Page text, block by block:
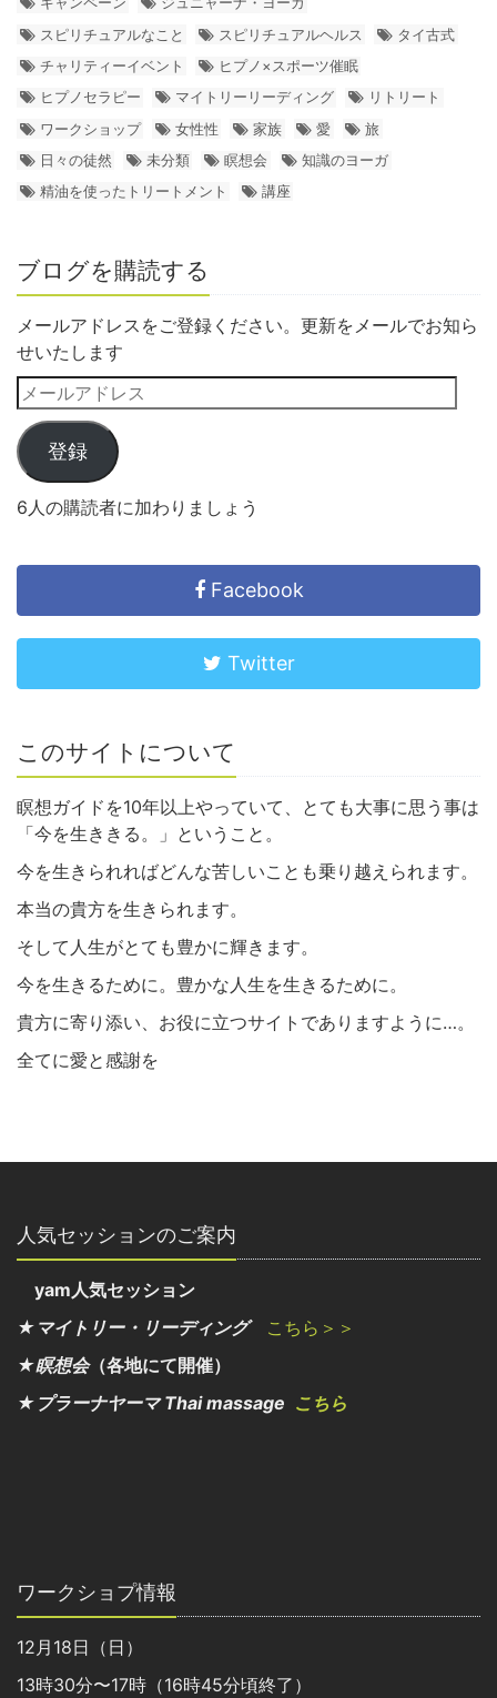
スピリチュアルなこと
スピリチュアルヘルス
タイ古式
チャリティーイベント
ヒプノ×スポーツ催眠
ヒプノセラピー
マイトリーリーディング
リトリート
ワークショップ
女性性 家族 愛
旅
日々の徒然
未分類 瞑想会
知識のヨーガ
精油を使ったトリートメント
講座
ブログを購読する
メールアドレスをご登録ください。更新をメールでお知ら
せいたします
登録
6人の購読者に加わりましょう
Facebook
Twitter
このサイトについて
瞑想ガイドを10年以上やっていて、とても大事に思う事は
「今を生ききる。」ということ。
今を生きられればどんな苦しいことも乗り越えられます。
本当の貴方を生きられます。
そして人生がとても豊かに輝きます。
今を生きるために。豊かな人生を生きるために。
貴方に寄り添い、お役に立つサイトでありますように…。
全てに愛と感謝を
人気セッションのご案内
yam人気セッション
★マイトリー・リーディング
こちら＞＞
★瞑想会（各地にて開催）
★プラーナヤーマ Thai massage こちら
ワークショプ情報
12月18日（日）
13時30分〜17時（16時45分頃終了）